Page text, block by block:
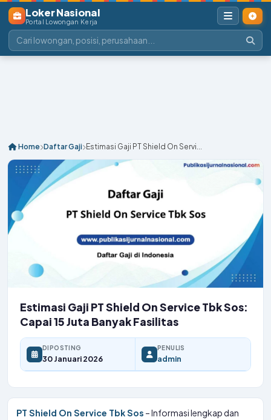
Loker Nasional
Portal Lowongan Kerja
Home Daftar Gaji Estimasi Gaji PT Shield On Servi...
Estimasi Gaji PT Shield On Service Tbk Sos:
Capai 15 Juta Banyak Fasilitas
DIPOSTING
30 Januari 2026
PENULIS
admin
PT Shield On Service Tbk Sos – Informasi lengkap dan